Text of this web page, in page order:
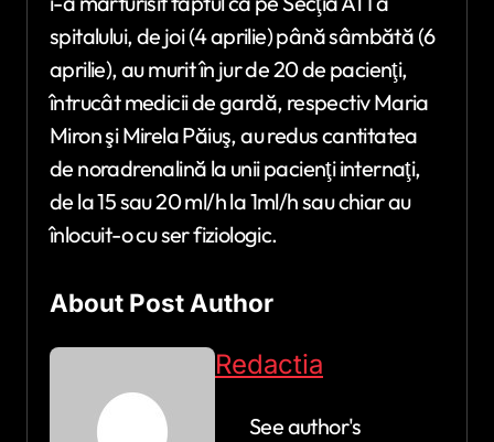
spitalului, de joi (4 aprilie) până sâmbătă (6
aprilie), au murit în jur de 20 de pacienţi,
întrucât medicii de gardă, respectiv Maria
Miron şi Mirela Păiuş, au redus cantitatea
de noradrenalină la unii pacienţi internaţi,
de la 15 sau 20 ml/h la 1ml/h sau chiar au
înlocuit-o cu ser fiziologic.
About Post Author
Redactia
See author's